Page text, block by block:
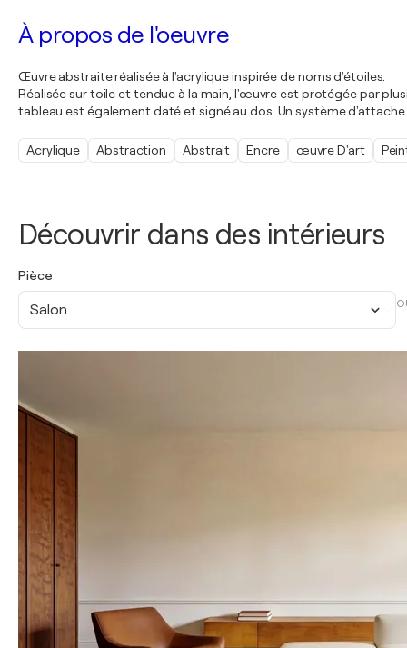
Découvrir dans des intérieurs
Pièce
Salon
À propos de l'oeuvre
Œuvre abstraite réalisée à l'acrylique inspirée de noms d'étoiles.
Réalisée sur toile et tendue à la main, l'œuvre est protégée par
tableau est également daté et signé au dos. Un système
Acrylique Abstraction Abstrait Encre œuvre D'art